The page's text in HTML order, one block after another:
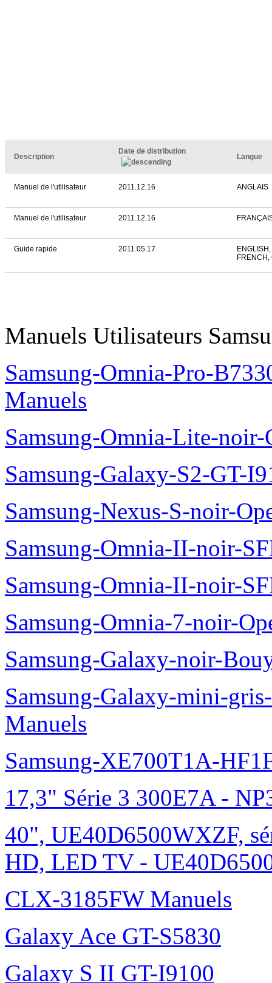
Description
Date de distribution
Langue
Manuel de l'utilisateur 2011.12.16 ANGLAIS
Manuel de l'utilisateur 2011.12.16
Guide rapide 2011.05.17
FRENCH,
Manuels Utilisateurs
Samsung-Omnia-Pro-
Manuels
Samsung-Omnia-Lite-
Samsung-Galaxy-S2-GT-
Samsung-Nexus-S-noir-
Samsung-Omnia-II-noir-
Samsung-Omnia-II-noir-
Samsung-Omnia-7-noir-
Samsung-Galaxy-noir-
Samsung-Galaxy-mini-
Manuels
Samsung-XE700T1A-
17,3" Série 3 300E7A -
40", UE40D6500WXZF,
HD, LED TV -
CLX-3185FW Manuels
Galaxy Ace GT-S5830
Galaxy S II GT-I9100